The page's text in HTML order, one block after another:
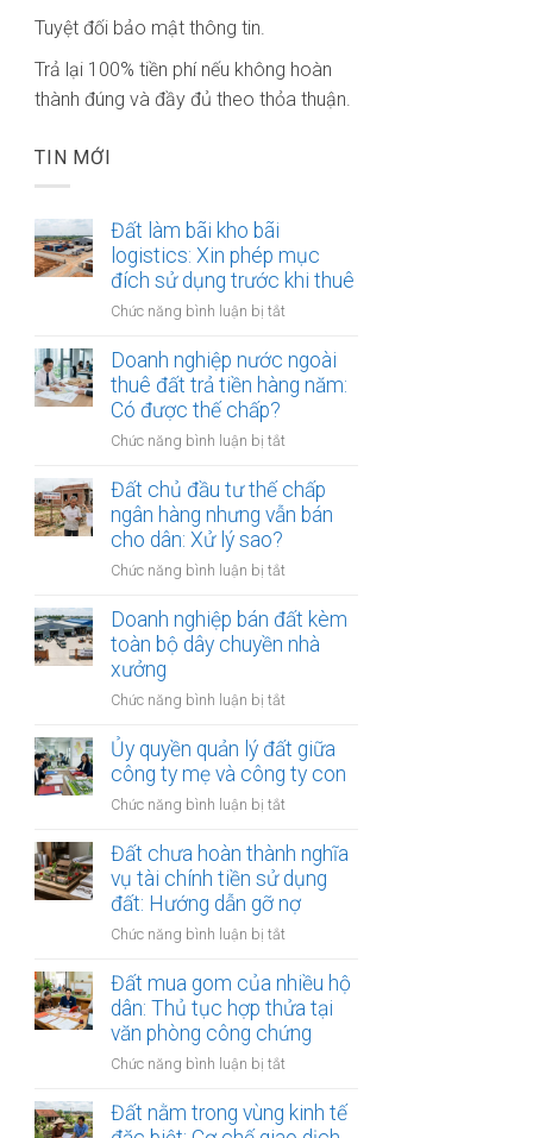
Tuyệt đối bảo mật thông tin.
Trả lại 100% tiền phí nếu không hoàn
thành đúng và đầy đủ theo thỏa thuận.
TIN MỚI
Đất làm bãi kho bãi
logistics: Xin phép mục
đích sử dụng trước khi thuê
Chức năng bình luận bị tắt
làm
bãi
kho
logistics:
phép
mục
khi
thuê
Doanh nghiệp nước ngoài
thuê đất trả tiền hàng năm:
Có được thế chấp?
Chức năng bình luận bị tắt
nghiệp
nước
đất
tiền
hàng
chấp?
Đất chủ đầu tư thế chấp
ngân hàng nhưng vẫn bán
cho dân: Xử lý sao?
Chức năng bình luận bị tắt
chủ
đầu
chấp
hàng
nhưng
cho
dân:
Xử
lý
Doanh nghiệp bán đất kèm
toàn bộ dây chuyền nhà
xưởng
Chức năng bình luận bị tắt
nghiệp
bán
đất
kèm
bộ
dây
chuyền
Ủy quyền quản lý đất giữa
công ty mẹ và công ty con
Chức năng bình luận bị tắt
quyền
quản
đất
giữa
ty
mẹ
và
Đất chưa hoàn thành nghĩa
vụ tài chính tiền sử dụng
đất: Hướng dẫn gỡ nợ
Chức năng bình luận bị tắt
chưa
hoàn
thành
nghĩa
vụ
chính
Đất mua gom của nhiều hộ
dân: Thủ tục hợp thửa tại
văn phòng công chứng
Chức năng bình luận bị tắt
mua
gom
Đất nằm trong vùng kinh tế